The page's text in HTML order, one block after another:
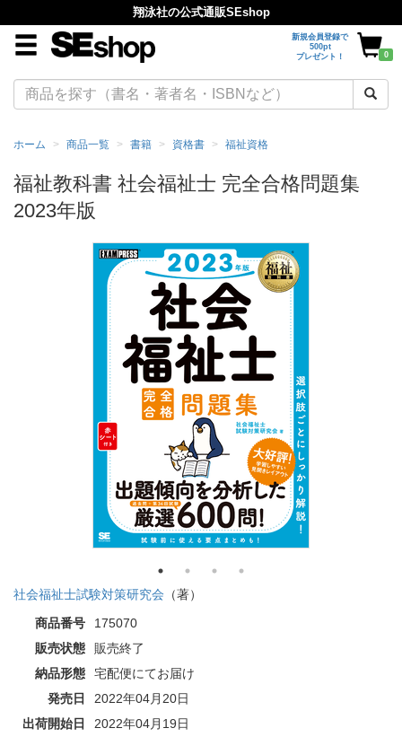
翔泳社の公式通販SEshop
新規会員登録で
500pt
プレゼント！
0
ホーム 商品一覧 書籍 資格書 福祉資格
福祉教科書 社会福祉士 完全合格問題集
2023年版
社会福祉士試験対策研究会 （著）
商品番号
175070
販売状態
販売終了
納品形態
宅配便にてお届け
発売日
2022年04月20日
出荷開始日
2022年04月19日